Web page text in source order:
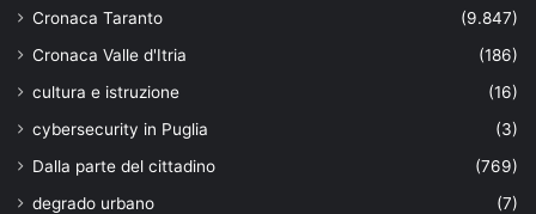
Cronaca Taranto
(9.847)
Cronaca Valle d'Itria
(186)
cultura e istruzione
(16)
cybersecurity in Puglia
(3)
Dalla parte del cittadino
(769)
degrado urbano
(7)